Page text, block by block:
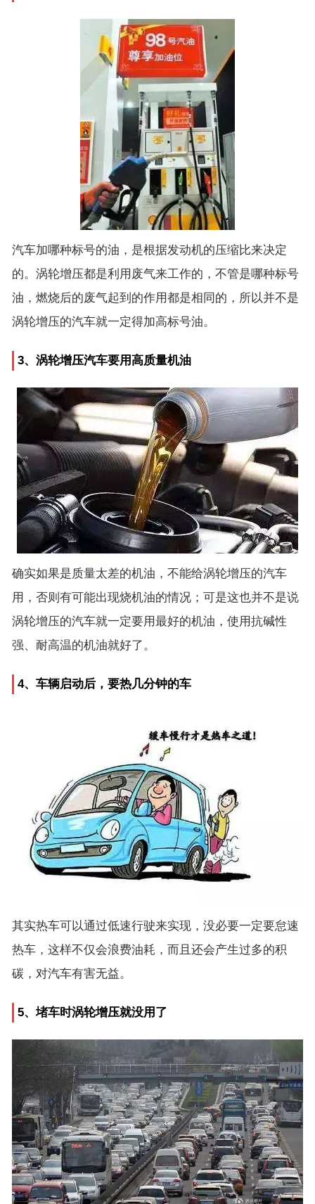
汽车加哪种标号的油，是根据发动机的压缩比来决定
的。涡轮增压都是利用废气来工作的，不管是哪种标号
油，燃烧后的废气起到的作用都是相同的，所以并不是
涡轮增压的汽车就一定得加高标号油。
3、涡轮增压汽车要用高质量机油
确实如果是质量太差的机油，不能给涡轮增压的汽车
用，否则有可能出现烧机油的情况；可是这也并不是说
涡轮增压的汽车就一定要用最好的机油，使用抗碱性
强、耐高温的机油就好了。
4、车辆启动后，要热几分钟的车
其实热车可以通过低速行驶来实现，没必要一定要怠速
热车，这样不仅会浪费油耗，而且还会产生过多的积
碳，对汽车有害无益。
5、堵车时涡轮增压就没用了